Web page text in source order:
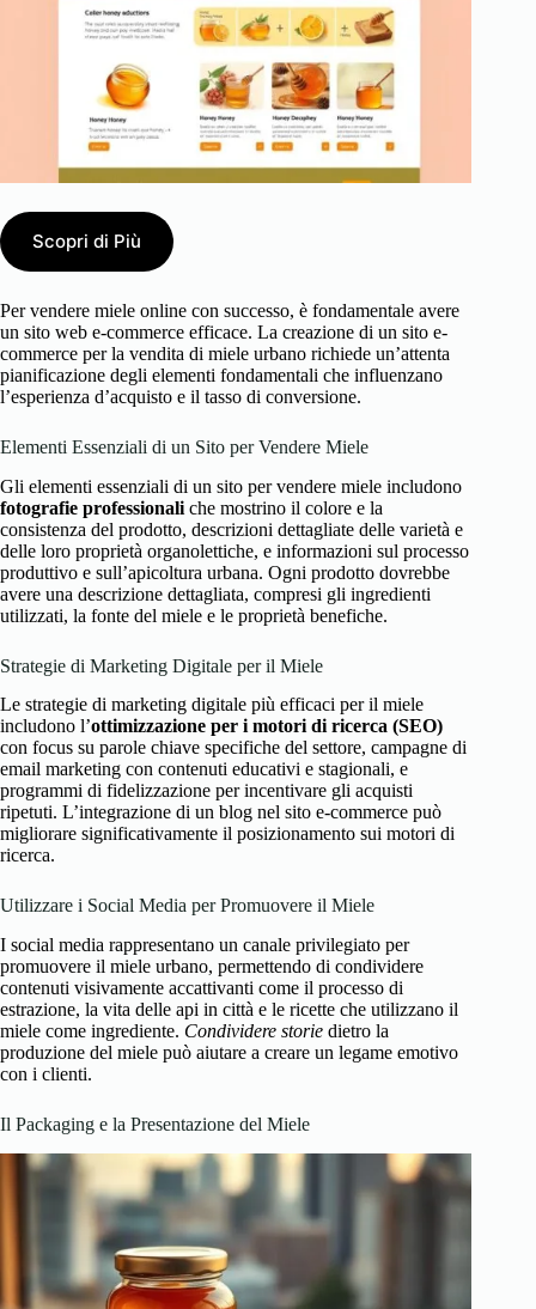
Scopri di Più
Per vendere miele online con successo, è fondamentale avere
un sito web e-commerce efficace. La creazione di un sito e-
commerce per la vendita di miele urbano richiede un’attenta
pianificazione degli elementi fondamentali che influenzano
l’esperienza d’acquisto e il tasso di conversione.
Elementi Essenziali di un Sito per Vendere Miele
Gli elementi essenziali di un sito per vendere miele includono
fotografie professionali che mostrino il colore e la
consistenza del prodotto, descrizioni dettagliate delle varietà e
delle loro proprietà organolettiche, e informazioni sul processo
produttivo e sull’apicoltura urbana. Ogni prodotto dovrebbe
avere una descrizione dettagliata, compresi gli ingredienti
utilizzati, la fonte del miele e le proprietà benefiche.
Strategie di Marketing Digitale per il Miele
Le strategie di marketing digitale più efficaci per il miele
includono l’ottimizzazione per i motori di ricerca (SEO)
con focus su parole chiave specifiche del settore, campagne di
email marketing con contenuti educativi e stagionali, e
programmi di fidelizzazione per incentivare gli acquisti
ripetuti. L’integrazione di un blog nel sito e-commerce può
migliorare significativamente il posizionamento sui motori di
ricerca.
Utilizzare i Social Media per Promuovere il Miele
I social media rappresentano un canale privilegiato per
promuovere il miele urbano, permettendo di condividere
contenuti visivamente accattivanti come il processo di
estrazione, la vita delle api in città e le ricette che utilizzano il
miele come ingrediente. Condividere storie dietro la
produzione del miele può aiutare a creare un legame emotivo
con i clienti.
Il Packaging e la Presentazione del Miele